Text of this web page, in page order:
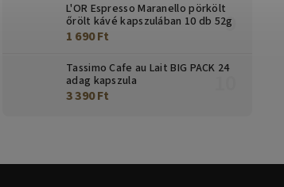
L'OR Espresso Maranello pörkölt
őrölt kávé kapszulában 10 db 52g
1 690 Ft
Tassimo Cafe au Lait BIG PACK 24
adag kapszula
3 390 Ft